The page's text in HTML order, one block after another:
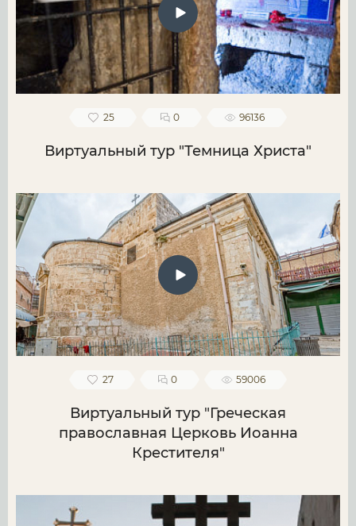
25 0 96136
Виртуальный тур "Темница Христа"
27 0 59006
Виртуальный тур "Греческая
православная Церковь Иоанна
Крестителя"